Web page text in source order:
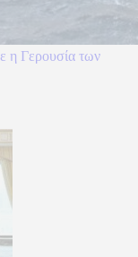
η Γερουσία των